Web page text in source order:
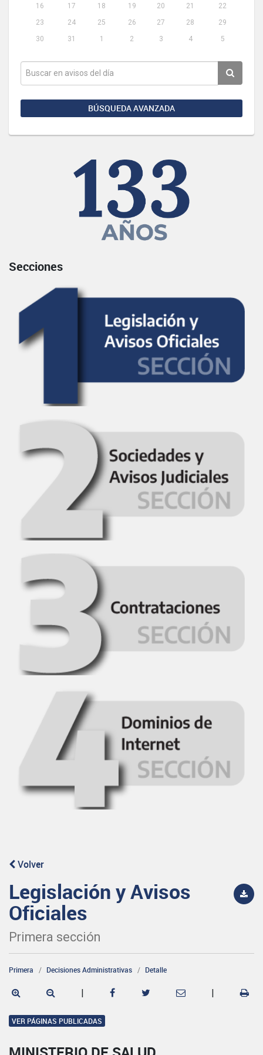
16
17 18 19 20 21
22
23
24 25 26 27 28
29
30
31 1 2 3 4 5
BÚSQUEDA AVANZADA
Secciones
Volver
Legislación y Avisos
Oficiales
Primera sección
Primera Decisiones Administrativas Detalle
| |
VER PÁGINAS PUBLICADAS